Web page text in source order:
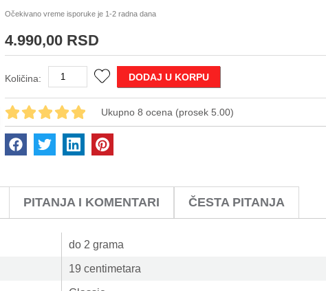
Očekivano vreme isporuke je 1-2 radna dana
4.990,00 RSD
Količina: DODAJ U KORPU
Ukupno 8 ocena (prosek 5.00)
PITANJA I KOMENTARI ČESTA PITANJA
do 2 grama
19 centimetara